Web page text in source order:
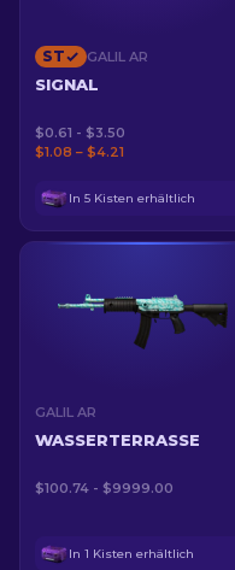
ST GALIL AR
SIGNAL
$0.61 - $3.50
$1.08 – $4.21
In 5 Kisten erhältlich
GALIL AR
WASSERTERRASSE
$100.74 - $9999.00
In 1 Kisten erhältlich